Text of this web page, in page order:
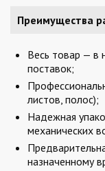
Преимущества
Весь товар — в
поставок;
листов, полос);
Надежная
механических
назначенному